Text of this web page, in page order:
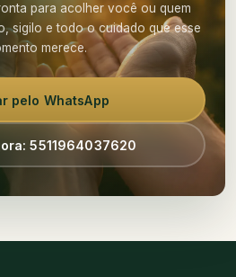
para acolher você ou quem
sigilo e todo o cuidado que esse
merece.
pelo WhatsApp
5511964037620